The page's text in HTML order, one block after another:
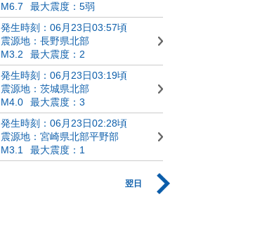
M6.7
最大震度：5弱
発生時刻：06月23日03:57頃
震源地：長野県北部
M3.2
最大震度：2
発生時刻：06月23日03:19頃
震源地：茨城県北部
M4.0
最大震度：3
発生時刻：06月23日02:28頃
震源地：宮崎県北部平野部
M3.1
最大震度：1
翌日